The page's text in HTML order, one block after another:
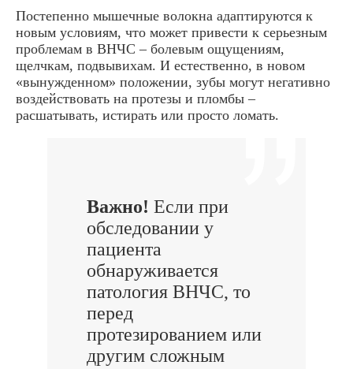
Постепенно мышечные волокна адаптируются к
новым условиям, что может привести к серьезным
проблемам в ВНЧС – болевым ощущениям,
щелчкам, подвывихам. И естественно, в новом
«вынужденном» положении, зубы могут негативно
воздействовать на протезы и пломбы –
расшатывать, истирать или просто ломать.
Важно! Если при
обследовании у
пациента
обнаруживается
патология ВНЧС, то
перед
протезированием или
другим сложным